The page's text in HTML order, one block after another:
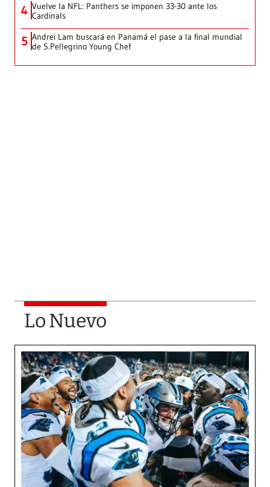
4 Vuelve la NFL: Panthers se imponen 33-30 ante los
Cardinals
5 Andrei Lam buscará en Panamá el pase a la final mundial
de S.Pellegrino Young Chef
Lo Nuevo